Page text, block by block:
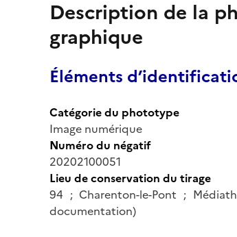
Description de la
graphique
Éléments
Catégorie du phototype
Image numérique
Numéro du négatif
20202100051
Lieu de conservation du tirage
94 ; Charenton-le-Pont ;
documentation)